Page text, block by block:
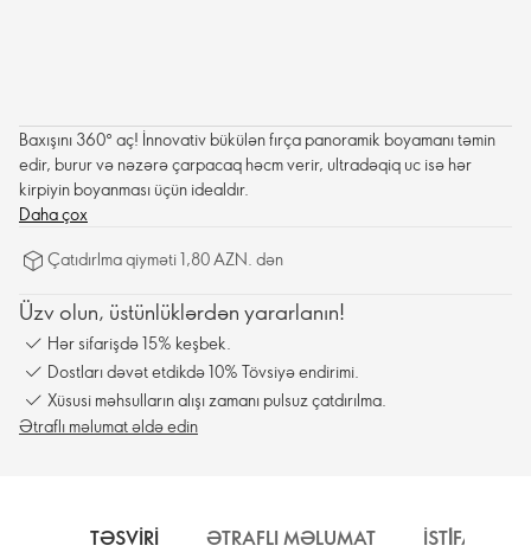
Baxışını 360° aç! İnnovativ bükülən fırça panoramik boyamanı təmin
edir, burur və nəzərə çarpacaq həcm verir, ultradəqiq uc isə hər
kirpiyin boyanması üçün idealdır.
Daha çox
Çatıdırlma qiyməti 1,80 AZN. dən
Üzv olun, üstünlüklərdən yararlanın!
Hər sifarişdə 15% keşbek.
Dostları dəvət etdikdə 10% Tövsiyə endirimi.
Xüsusi məhsulların alışı zamanı pulsuz çatdırılma.
Ətraflı məlumat əldə edin
TƏSVIRI ƏTRAFLI MƏLUMAT İSTİFADƏ